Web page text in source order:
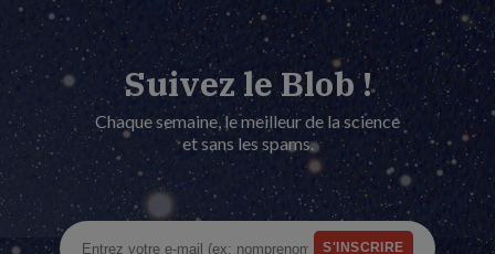
Suivez le Blob !
Chaque semaine, le meilleur de la science
et sans les spams.